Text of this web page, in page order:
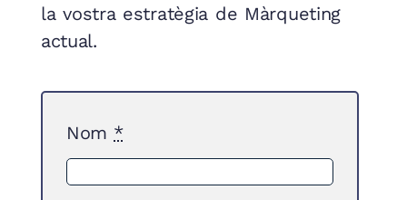
la vostra estratègia de Màrqueting
actual.
Nom *